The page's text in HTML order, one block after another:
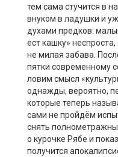
тем сама стучится в
внуком в ладушки и
духами предков:
ест кашку»
не милая забава.
пятки современному
ловим смысл
однажды, вероятно,
которые теперь
сами не пройдём
снять
о курочке Рябе и
получится